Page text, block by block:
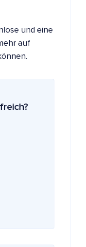
und eine
auf